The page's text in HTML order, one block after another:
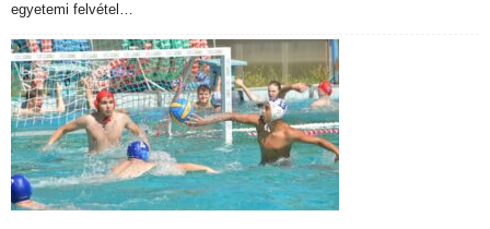
egyetemi felvétel…